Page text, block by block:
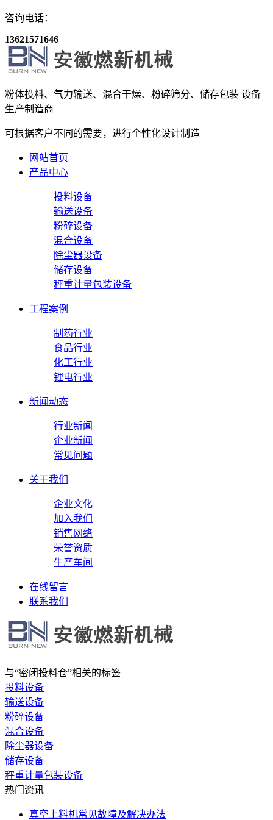
咨询电话：
13621571646
粉体投料、气力输送、混合干燥、粉碎筛分、储存包装 设备
生产制造商
可根据客户不同的需要，进行个性化设计制造
网站首页
产品中心
投料设备
输送设备
粉碎设备
混合设备
除尘器设备
储存设备
秤重计量包装设备
工程案例
制药行业
食品行业
化工行业
锂电行业
新闻动态
行业新闻
企业新闻
常见问题
关于我们
企业文化
加入我们
销售网络
荣誉资质
生产车间
在线留言
联系我们
与“密闭投料仓”相关的标签
投料设备
输送设备
粉碎设备
混合设备
除尘器设备
储存设备
秤重计量包装设备
热门资讯
真空上料机常见故障及解决办法